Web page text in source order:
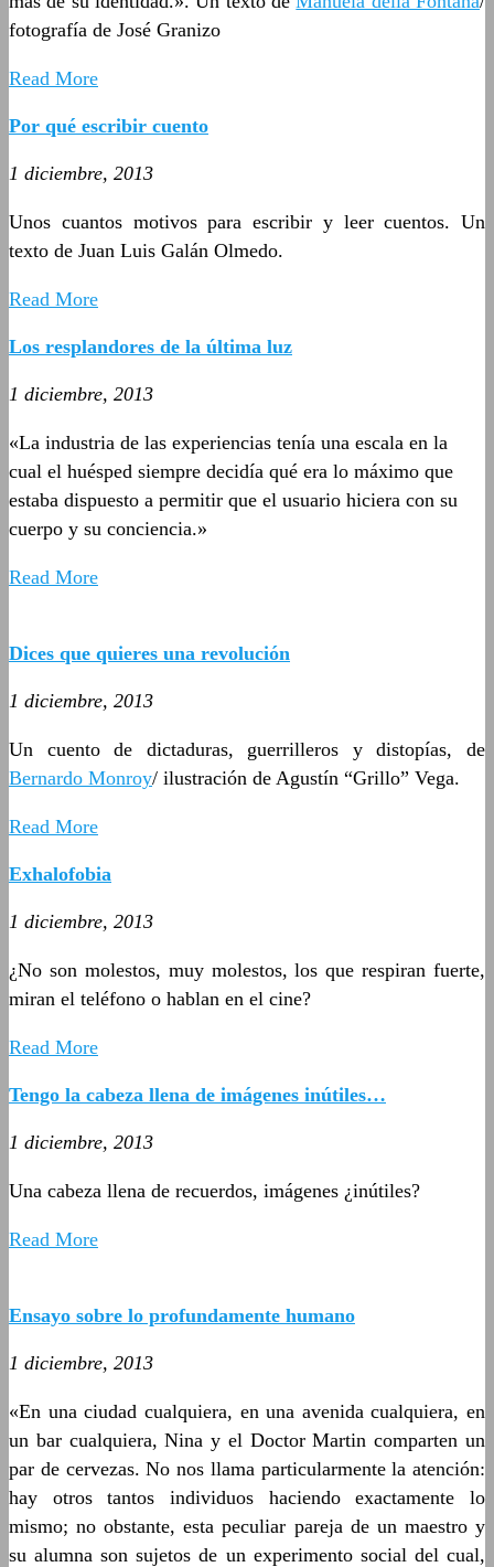
fotografía de José Granizo
Read More
Por qué escribir cuento
1 diciembre, 2013
Unos cuantos motivos para escribir y leer cuentos. Un
texto de Juan Luis Galán Olmedo.
Read More
Los resplandores de la última luz
1 diciembre, 2013
«La industria de las experiencias tenía una escala en la
cual el huésped siempre decidía qué era lo máximo que
estaba dispuesto a permitir que el usuario hiciera con su
cuerpo y su conciencia.»
Read More
Dices que quieres una revolución
1 diciembre, 2013
Un cuento de dictaduras, guerrilleros y distopías, de
Bernardo Monroy/ ilustración de Agustín “Grillo” Vega.
Read More
Exhalofobia
1 diciembre, 2013
¿No son molestos, muy molestos, los que respiran fuerte,
miran el teléfono o hablan en el cine?
Read More
Tengo la cabeza llena de imágenes inútiles…
1 diciembre, 2013
Una cabeza llena de recuerdos, imágenes ¿inútiles?
Read More
Ensayo sobre lo profundamente humano
1 diciembre, 2013
«En una ciudad cualquiera, en una avenida cualquiera, en
un bar cualquiera, Nina y el Doctor Martin comparten un
par de cervezas. No nos llama particularmente la atención:
hay otros tantos individuos haciendo exactamente lo
mismo; no obstante, esta peculiar pareja de un maestro y
su alumna son sujetos de un experimento social del cual,